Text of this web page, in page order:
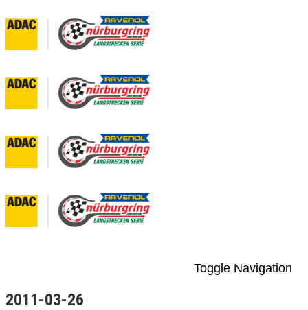
Toggle Navigation
2011-03-26